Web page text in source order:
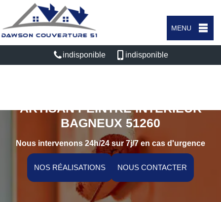
MENU
indisponible indisponible
ARTISAN PEINTRE INTÉRIEUR
BAGNEUX 51260
Nous intervenons 24h/24 sur 7j/7 en cas d'urgence
NOS RÉALISATIONS NOUS CONTACTER